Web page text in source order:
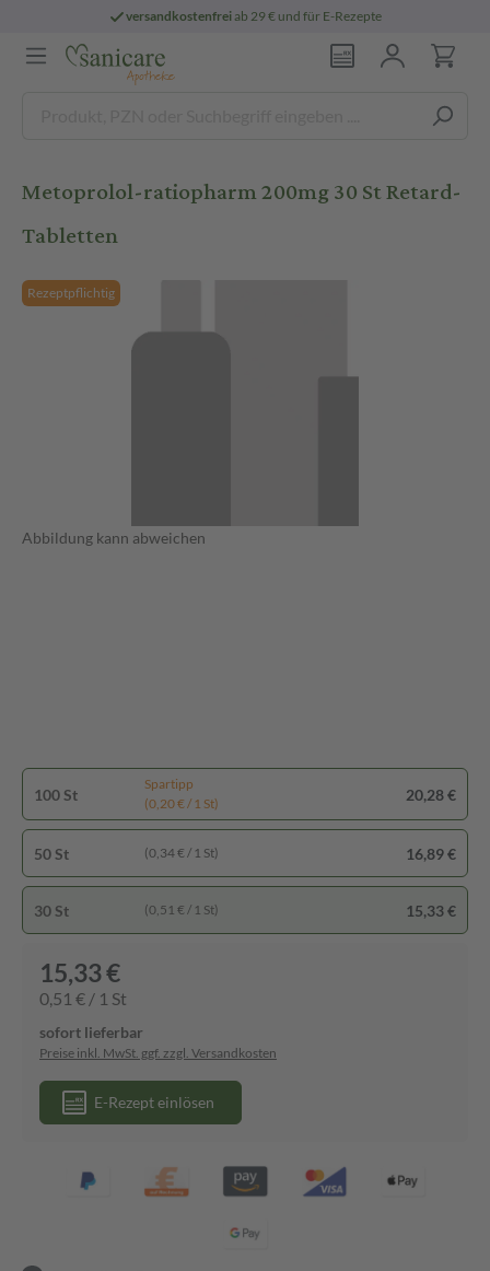
versandkostenfreiab 29 € und für E-Rezepte
Metoprolol-ratiopharm 200mg 30 St Retard-
Tabletten
Rezeptpflichtig
Abbildung kann abweichen
100 St
Spartipp
(0,20 € / 1 St)
20,28 €
50 St (0,34 € / 1 St) 16,89 €
30 St (0,51 € / 1 St) 15,33 €
15,33 €
0,51 € / 1 St
sofort lieferbar
Preise inkl. MwSt. ggf. zzgl. Versandkosten
E-Rezept einlösen